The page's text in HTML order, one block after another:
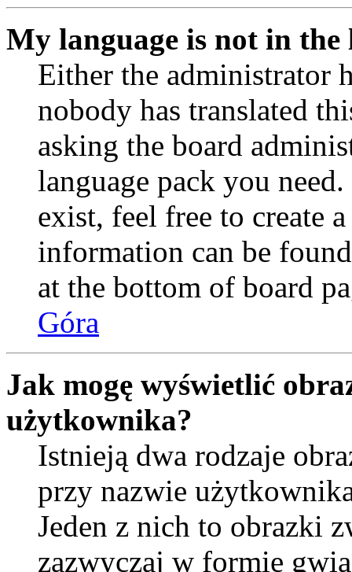
My language is not in the
Either the administrator
nobody has translated
asking the board
language pack you
exist, feel free to create
information can be
at the bottom of board
Góra
Jak mogę wyświetlić
użytkownika?
Istnieją dwa rodzaje
przy nazwie
Jeden z nich to obrazki
zazwyczaj w formie